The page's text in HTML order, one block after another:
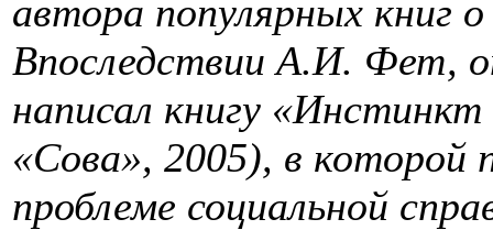
автора популярных книг
Впоследствии А.И. Фет,
написал книгу
«Сова», 2005), в которой
проблеме социальной